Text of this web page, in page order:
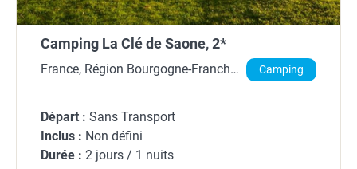
Camping La Clé de Saone, 2*
France, Région Bourgogne-Franche-
Camping
Départ : Sans Transport
Inclus : Non défini
Durée : 2 jours / 1 nuits